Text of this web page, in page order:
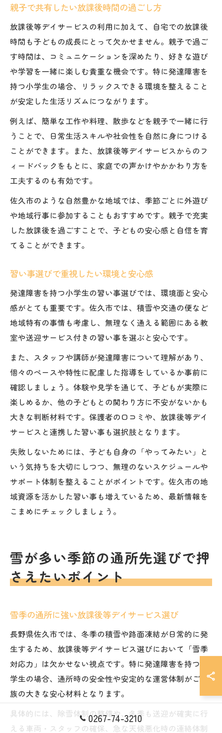
親子で共有したい放課後時間の過ごし方
放課後等デイサービスの利用に加えて、自宅での放課後
時間も子どもの成長にとって欠かせません。親子で過ご
す時間は、コミュニケーションを深めたり、好きな遊び
や学習を一緒に楽しむ貴重な機会です。特に発達障害を
持つ小学生の場合、リラックスできる環境を整えること
が安定した生活リズムにつながります。
例えば、簡単な工作や料理、散歩などを親子で一緒に行
うことで、日常生活スキルや社会性を自然に身につける
ことができます。また、放課後等デイサービスからのフ
ィードバックをもとに、家庭での声かけやかかわり方を
工夫するのも有効です。
佐久市のような自然豊かな地域では、季節ごとに外遊び
や地域行事に参加することもおすすめです。親子で充実
した放課後を過ごすことで、子どもの安心感と自信を育
てることができます。
習い事選びで重視したい環境と安心感
発達障害を持つ小学生の習い事選びでは、環境面と安心
感がとても重要です。佐久市では、積雪や交通の便など
地域特有の事情も考慮し、無理なく通える範囲にある教
室や送迎サービス付きの習い事を選ぶと安心です。
また、スタッフや講師が発達障害について理解があり、
個々のペースや特性に配慮した指導をしているか事前に
確認しましょう。体験や見学を通じて、子どもが実際に
楽しめるか、他の子どもとの関わり方に不安がないかも
大きな判断材料です。保護者の口コミや、放課後等デイ
サービスと連携した習い事も選択肢となります。
失敗しないためには、子ども自身の「やってみたい」と
いう気持ちを大切にしつつ、無理のないスケジュールや
サポート体制を整えることがポイントです。佐久市の地
域資源を活かした習い事も増えているため、最新情報を
こまめにチェックしましょう。
雪が多い季節の通所先選びで押
さえたいポイント
雪季の通所に強い放課後等デイサービス選び
長野県佐久市では、冬季の積雪や路面凍結が日常的に発
生するため、放課後等デイサービス選びにおいて「雪季
対応力」は欠かせない視点です。特に発達障害を持つ小
学生の場合、通所時の安全性や安定的な運営体制がご家
族の大きな安心材料となります。
具体的には、除雪体制の整備や、冬季も送迎が確実に行
える車両・スタッフの確保、急な天候悪化時の連絡体制
0267-74-3210